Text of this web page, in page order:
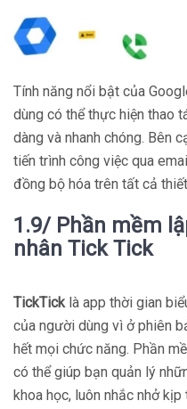
Tính năng nổi bật của
dùng có thể thực hiện thao
dàng và nhanh chóng. Bên
tiến trình công việc qua
đồng bộ hóa trên tất cả
1.9/ Phần mềm
nhân Tick Tick
TickTick là app thời gian
của người dùng vì ở phiên
hết mọi chức năng. Phần
có thể giúp bạn quản lý
khoa học, luôn nhắc nhở